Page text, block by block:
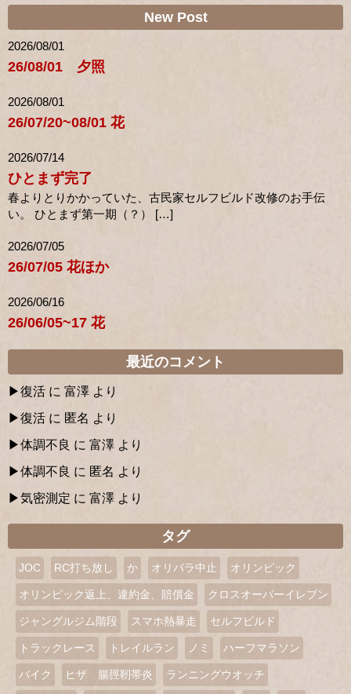
New Post
2026/08/01
26/08/01 夕照
2026/08/01
26/07/20~08/01 花
2026/07/14
ひとまず完了
春よりとりかかっていた、古民家セルフビルド改修のお手伝
い。 ひとまず第一期（？） […]
2026/07/05
26/07/05 花ほか
2026/06/16
26/06/05~17 花
最近のコメント
復活 に 富澤 より
復活 に 匿名 より
体調不良 に 富澤 より
体調不良 に 匿名 より
気密測定 に 富澤 より
タグ
JOC RC打ち放し か オリパラ中止 オリンピック
オリンピック返上、違約金、賠償金 クロスオーバーイレブン
ジャングルジム階段 スマホ熱暴走 セルフビルド
トラックレース トレイルラン ノミ ハーフマラソン
バイク ヒザ 腸脛靭帯炎 ランニングウオッチ